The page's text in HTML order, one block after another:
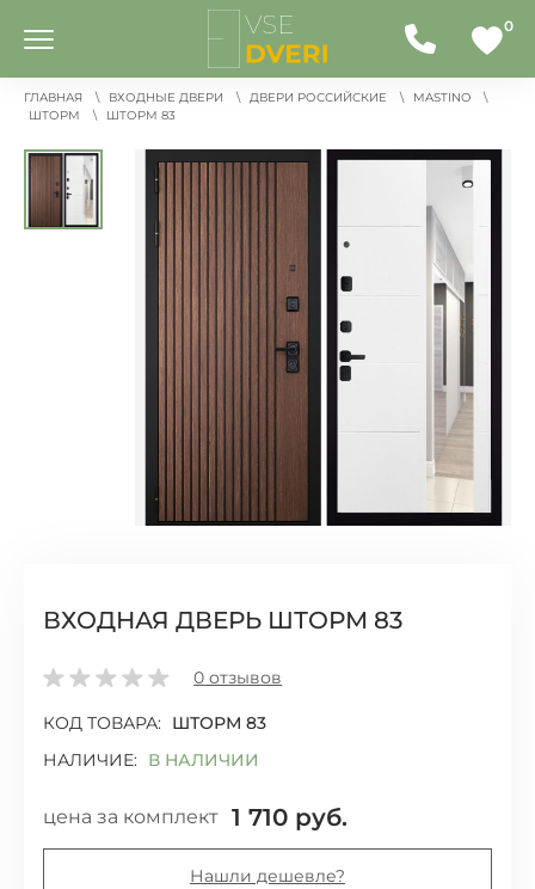
0
ГЛАВНАЯ ВХОДНЫЕ ДВЕРИ ДВЕРИ РОССИЙСКИЕ
MASTINO
ШТОРМ
ШТОРМ 83
ВХОДНАЯ ДВЕРЬ ШТОРМ 83
0 отзывов
КОД ТОВАРА:
ШТОРМ 83
НАЛИЧИЕ:
В НАЛИЧИИ
цена за комплект 1 710 руб.
Нашли дешевле?